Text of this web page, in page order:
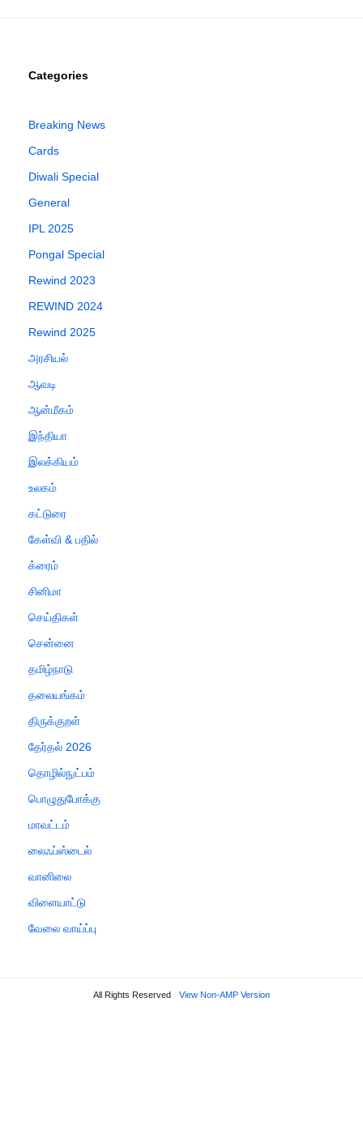
Categories
Breaking News
Cards
Diwali Special
General
IPL 2025
Pongal Special
Rewind 2023
REWIND 2024
Rewind 2025
அரசியல்
ஆவடி
ஆன்மீகம்
இந்தியா
இலக்கியம்
உலகம்
கட்டுரை
கேள்வி & பதில்
க்ரைம்
சினிமா
செய்திகள்
சென்னை
தமிழ்நாடு
தலையங்கம்
திருக்குறள்
தேர்தல் 2026
தொழில்நுட்பம்
பொழுதுபோக்கு
மாவட்டம்
லைஃப்ஸ்டைல்
வானிலை
விளையாட்டு
வேலை வாய்ப்பு
All Rights Reserved View Non-AMP Version